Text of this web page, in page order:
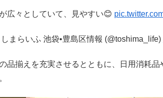
広々としていて、見やすい😊
まらいふ 池袋•豊島区情報 (@toshima_life)
品揃えを充実させるとともに、日用消耗